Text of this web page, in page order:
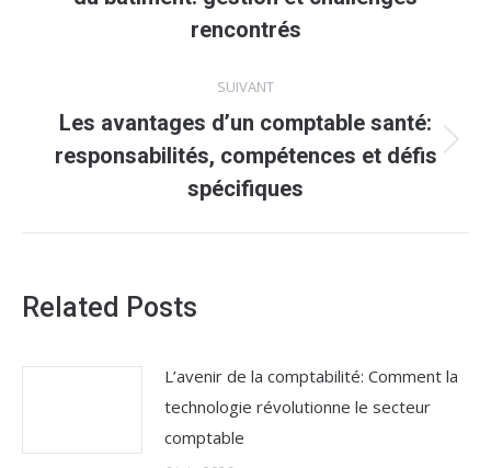
précédent
rencontrés
SUIVANT
Article
suivant
Les avantages d’un comptable santé:
responsabilités, compétences et défis
spécifiques
Related Posts
L’avenir de la comptabilité: Comment la
technologie révolutionne le secteur
comptable